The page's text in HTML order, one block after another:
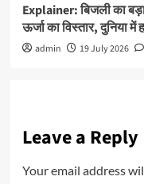
Explainer: बिजली का
ऊर्जा का विस्तार, दुनिया में
admin 19 July 2026
Leave a Reply
Your email address